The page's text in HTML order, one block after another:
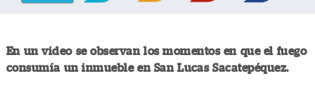
En un video se observan los momentos en que el fuego
consumía un inmueble en San Lucas Sacatepéquez.